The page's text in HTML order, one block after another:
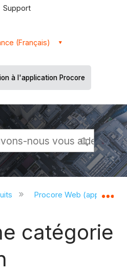
Support
(Français)
à l'application Procore
la hiérarchie
Procore Web
catégorie